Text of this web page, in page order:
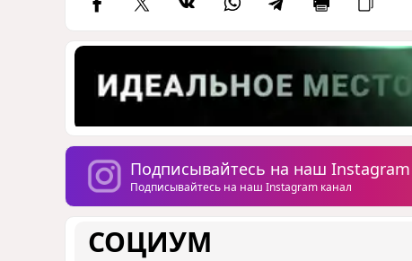
Подписывайтесь на наш Instagram
Подписывайтесь на наш Instagram канал
СОЦИУМ